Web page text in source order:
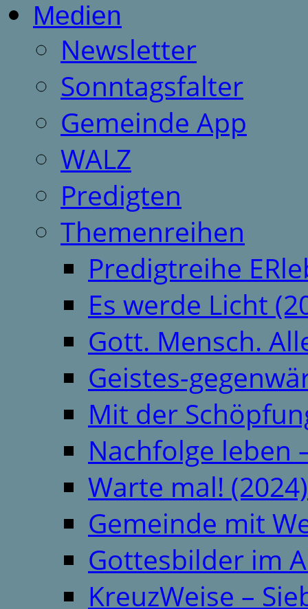
Medien
Newsletter
Sonntagsfalter
Gemeinde App
WALZ
Predigten
Themenreihen
Predigtreihe
Es werde Licht
Gott. Mensch.
Geistes-
Mit der
Nachfolge leben
Warte mal! (2024)
Gemeinde mit
Gottesbilder im
KreuzWeise –